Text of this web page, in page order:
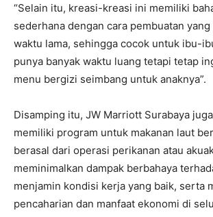
“Selain itu, kreasi-kreasi ini memiliki
sederhana dengan cara pembuatan
waktu lama, sehingga cocok untuk ibu-
punya banyak waktu luang tetapi tetap
menu bergizi seimbang untuk anaknya”.
Disamping itu, JW Marriott Surabaya
memiliki program untuk makanan laut
berasal dari operasi perikanan atau
meminimalkan dampak berbahaya
menjamin kondisi kerja yang baik, serta
pencaharian dan manfaat ekonomi di